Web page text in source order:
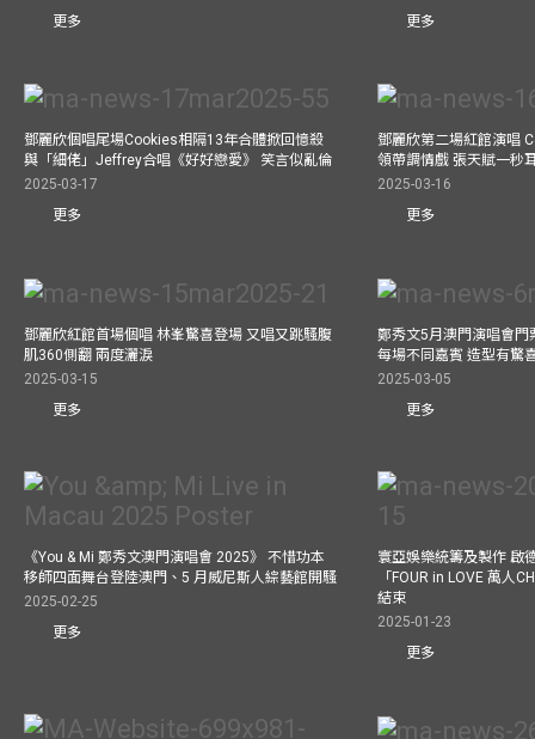
更多
更多
鄧麗欣個唱尾場Cookies相隔13年合體掀回憶殺
與「細佬」Jeffrey合唱《好好戀愛》 笑言似亂倫
2025-03-17
更多
鄧麗欣第二場紅館演唱
領帶調情戲 張天賦一秒
2025-03-16
更多
鄧麗欣紅館首場個唱 林峯驚喜登場 又唱又跳騷腹
肌360側翻 兩度灑淚
2025-03-15
更多
鄭秀文5月澳門演唱會
每場不同嘉賓 造型有驚
2025-03-05
更多
《You & Mi 鄭秀文澳門演唱會 2025》 不惜功本
移師四面舞台登陸澳門、5 月威尼斯人綜藝館開騷
2025-02-25
更多
寰亞娛樂統籌及製作 啟
「FOUR in LOVE 萬人
結束
2025-01-23
更多